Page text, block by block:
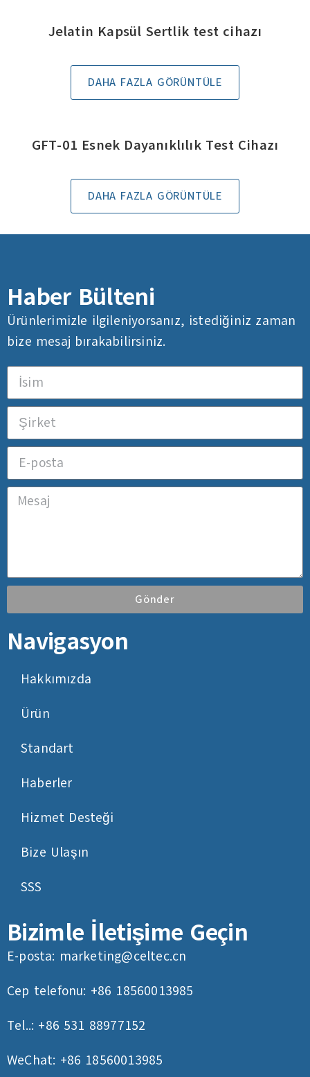
Jelatin Kapsül Sertlik test cihazı
DAHA FAZLA GÖRÜNTÜLE
GFT-01 Esnek Dayanıklılık Test Cihazı
DAHA FAZLA GÖRÜNTÜLE
Haber Bülteni
Ürünlerimizle ilgileniyorsanız, istediğiniz zaman
bize mesaj bırakabilirsiniz.
Gönder
Navigasyon
Hakkımızda
Ürün
Standart
Haberler
Hizmet Desteği
Bize Ulaşın
SSS
Bizimle İletişime Geçin
E-posta: marketing@celtec.cn
Cep telefonu: +86 18560013985
Tel..: +86 531 88977152
WeChat: +86 18560013985